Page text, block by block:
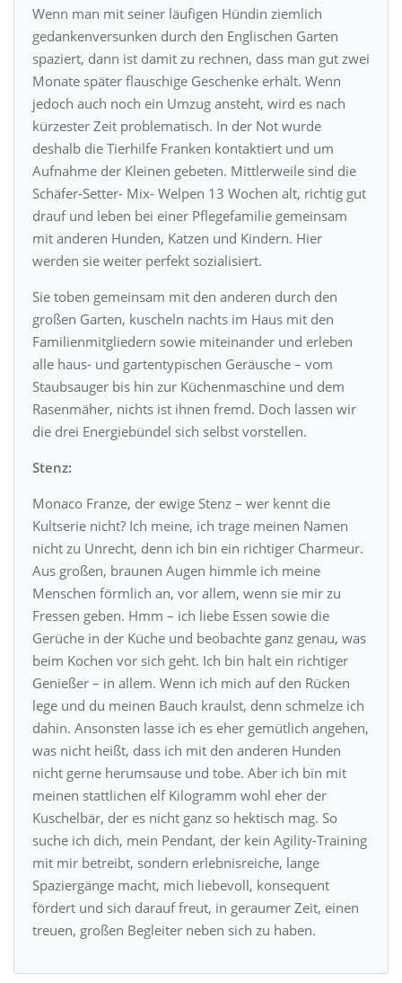
Wenn man mit seiner läufigen Hündin ziemlich
gedankenversunken durch den Englischen Garten
spaziert, dann ist damit zu rechnen, dass man gut zwei
Monate später flauschige Geschenke erhält. Wenn
jedoch auch noch ein Umzug ansteht, wird es nach
kürzester Zeit problematisch. In der Not wurde
deshalb die Tierhilfe Franken kontaktiert und um
Aufnahme der Kleinen gebeten. Mittlerweile sind die
Schäfer-Setter- Mix- Welpen 13 Wochen alt, richtig gut
drauf und leben bei einer Pflegefamilie gemeinsam
mit anderen Hunden, Katzen und Kindern. Hier
werden sie weiter perfekt sozialisiert.
Sie toben gemeinsam mit den anderen durch den
großen Garten, kuscheln nachts im Haus mit den
Familienmitgliedern sowie miteinander und erleben
alle haus- und gartentypischen Geräusche – vom
Staubsauger bis hin zur Küchenmaschine und dem
Rasenmäher, nichts ist ihnen fremd. Doch lassen wir
die drei Energiebündel sich selbst vorstellen.
Stenz:
Monaco Franze, der ewige Stenz – wer kennt die
Kultserie nicht? Ich meine, ich trage meinen Namen
nicht zu Unrecht, denn ich bin ein richtiger Charmeur.
Aus großen, braunen Augen himmle ich meine
Menschen förmlich an, vor allem, wenn sie mir zu
Fressen geben. Hmm – ich liebe Essen sowie die
Gerüche in der Küche und beobachte ganz genau, was
beim Kochen vor sich geht. Ich bin halt ein richtiger
Genießer – in allem. Wenn ich mich auf den Rücken
lege und du meinen Bauch kraulst, denn schmelze ich
dahin. Ansonsten lasse ich es eher gemütlich angehen,
was nicht heißt, dass ich mit den anderen Hunden
nicht gerne herumsause und tobe. Aber ich bin mit
meinen stattlichen elf Kilogramm wohl eher der
Kuschelbär, der es nicht ganz so hektisch mag. So
suche ich dich, mein Pendant, der kein Agility-Training
mit mir betreibt, sondern erlebnisreiche, lange
Spaziergänge macht, mich liebevoll, konsequent
fördert und sich darauf freut, in geraumer Zeit, einen
treuen, großen Begleiter neben sich zu haben.